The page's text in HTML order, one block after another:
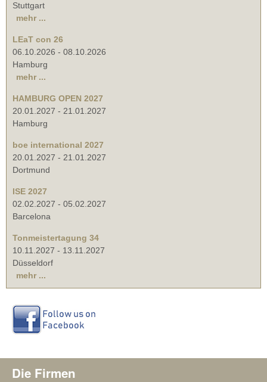
Stuttgart
mehr ...
LEaT con 26
06.10.2026 - 08.10.2026
Hamburg
mehr ...
HAMBURG OPEN 2027
20.01.2027 - 21.01.2027
Hamburg
boe international 2027
20.01.2027 - 21.01.2027
Dortmund
ISE 2027
02.02.2027 - 05.02.2027
Barcelona
Tonmeistertagung 34
10.11.2027 - 13.11.2027
Düsseldorf
mehr ...
Die Firmen